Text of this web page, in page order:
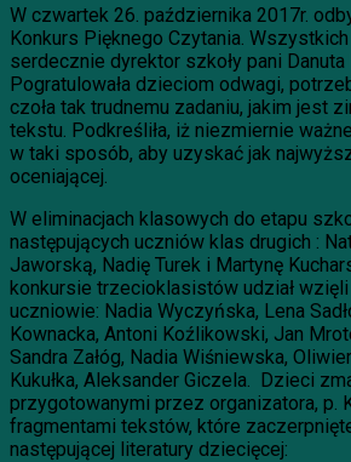
W czwartek 26. października 2017r.
Konkurs Pięknego Czytania. Wszystkich
serdecznie dyrektor szkoły pani Danuta
Pogratulowała dzieciom odwagi,
czoła tak trudnemu zadaniu, jakim jest
tekstu. Podkreśliła, iż niezmiernie
w taki sposób, aby uzyskać jak
oceniającej.
W eliminacjach klasowych do etapu
następujących uczniów klas drugich :
Jaworską, Nadię Turek i Martynę
konkursie trzecioklasistów udział
uczniowie: Nadia Wyczyńska, Lena
Kownacka, Antoni Koźlikowski, Jan
Sandra Załóg, Nadia Wiśniewska,
Kukułka, Aleksander Giczela. Dzieci
przygotowanymi przez organizatora, p.
fragmentami tekstów, które
następującej literatury dziecięcej: